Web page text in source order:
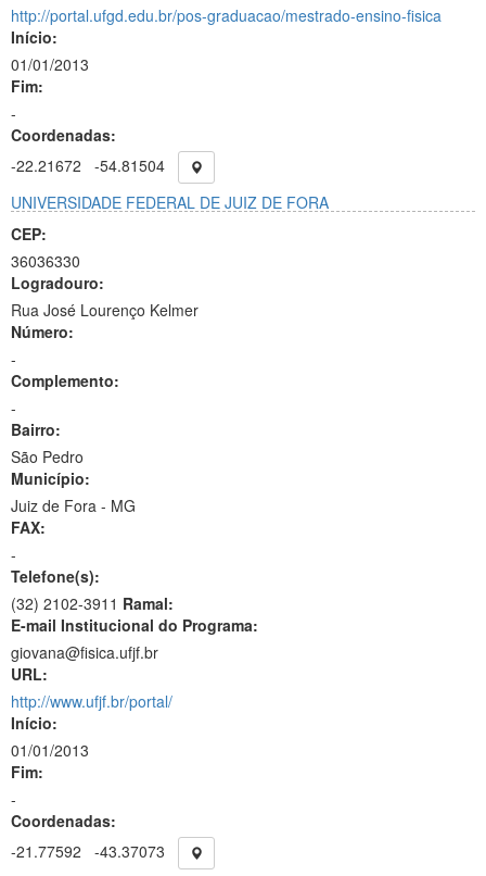
http://portal.ufgd.edu.br/pos-graduacao/mestrado-ensino-fisica
Início:
01/01/2013
Fim:
-
Coordenadas:
-22.21672
-54.81504
UNIVERSIDADE FEDERAL DE JUIZ DE FORA
CEP:
36036330
Logradouro:
Rua José Lourenço Kelmer
Número:
-
Complemento:
-
Bairro:
São Pedro
Município:
Juiz de Fora - MG
FAX:
-
Telefone(s):
(32) 2102-3911 Ramal:
E-mail Institucional do Programa:
giovana@fisica.ufjf.br
URL:
http://www.ufjf.br/portal/
Início:
01/01/2013
Fim:
-
Coordenadas:
-21.77592
-43.37073